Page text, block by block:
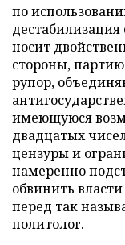
по
носит
стороны,
рупор,
имеющуюся
двадцатых
цензуры и
намеренно
обвинить
перед так
политолог.